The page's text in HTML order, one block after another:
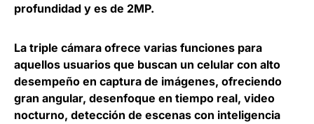
profundidad y es de 2MP.
La triple cámara ofrece varias funciones para
aquellos usuarios que buscan un celular con alto
desempeño en captura de imágenes, ofreciendo
gran angular, desenfoque en tiempo real, video
nocturno, detección de escenas con inteligencia